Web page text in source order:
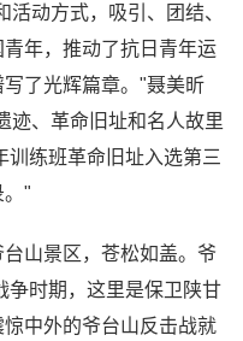
动方式，吸引、团结、
年，推动了抗日青年运
了光辉篇章。"聂美昕
迹、革命旧址和名人故里
练班革命旧址入选第三
。"
山景区，苍松如盖。爷
争时期，这里是保卫陕甘
中外的爷台山反击战就